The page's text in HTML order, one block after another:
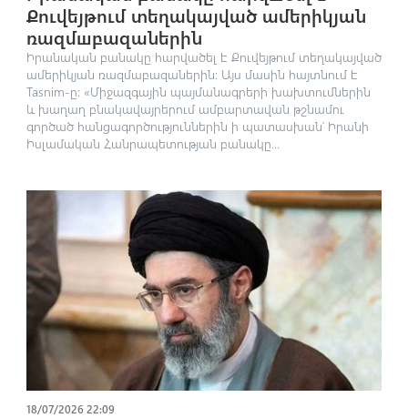
Քուվեյթում տեղակայված ամերիկյան
ռազմшբազաներին
Իրանական բանակը հարվածել է Քուվեյթում տեղակայված
ամերիկյան ռազմաբազաներին։ Այս մասին հայտնում է
Tasnim-ը: «Միջազգային պայմանագրերի խախտումներին
և խաղաղ բնակավայրերում ամբարտավան թշնամու
գործած հանցագործություններին ի պատասխան՝ Իրանի
Իսլամական Հանրապետության բանակը...
18/07/2026 22:09